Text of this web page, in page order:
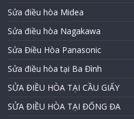
Sửa điều hòa Midea
Sửa điều hòa Nagakawa
Sửa Điều Hòa Panasonic
Sửa điều hòa tại Ba Đình
SỬA ĐIỀU HÒA TẠI CẦU GIẤY
SỬA ĐIỀU HÒA TẠI ĐỐNG ĐA